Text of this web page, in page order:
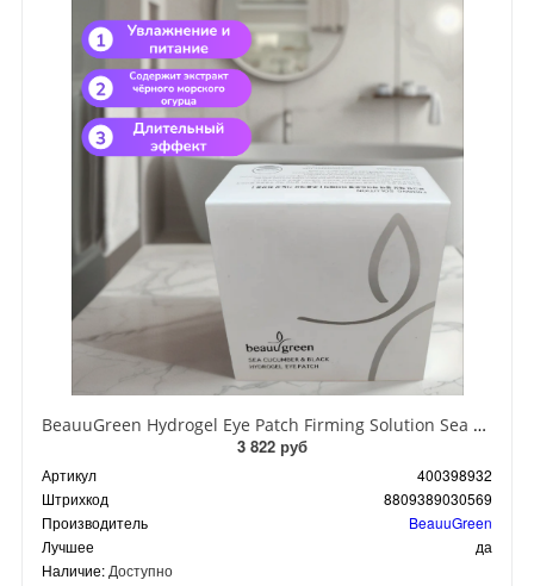
BeauuGreen Hydrogel Eye Patch Firming Solution Sea Cocumber & Black Гидрогелевые патчи для кожи вокруг глаз с экстрактом черного морского огурца 60 шт 90 гр
3 822 руб
Артикул
400398932
Штрихкод
8809389030569
Производитель
BeauuGreen
Лучшее
да
Наличие: Доступно